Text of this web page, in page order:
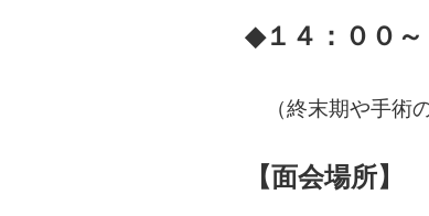
◆１４：００～
（終末期や手術
【面会場所】